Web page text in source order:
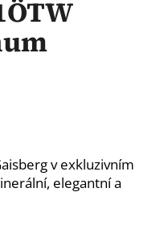
v exkluzivním
elegantní a